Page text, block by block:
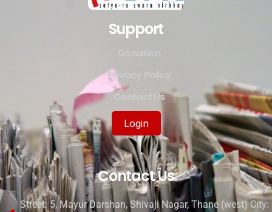
Support
Privacy Policy
Contact Us
Login
Contact Us
Street: 5, Mayur Darshan, Shivaji Nagar, Thane (west) City: